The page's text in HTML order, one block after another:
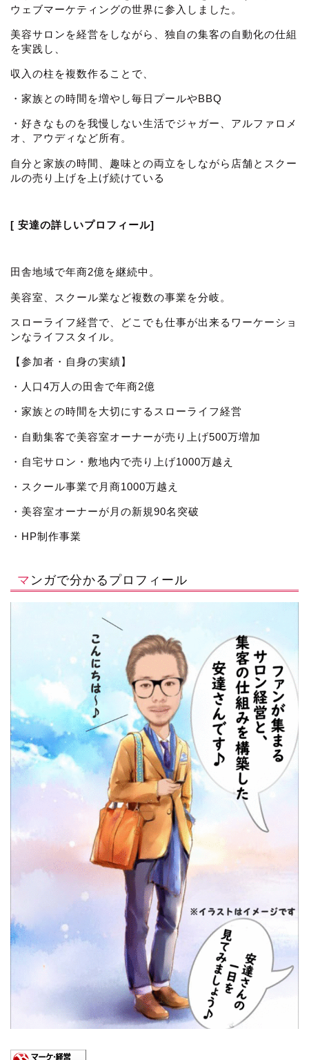
ウェブマーケティングの世界に参入しました。
美容サロンを経営をしながら、独自の集客の自動化の仕組
を実践し、
収入の柱を複数作ることで、
・家族との時間を増やし毎日プールやBBQ
・好きなものを我慢しない生活でジャガー、アルファロメ
オ、アウディなど所有。
自分と家族の時間、趣味との両立をしながら店舗とスクー
ルの売り上げを上げ続けている
[ 安達の詳しいプロフィール]
田舎地域で年商2億を継続中。
美容室、スクール業など複数の事業を分岐。
スローライフ経営で、どこでも仕事が出来るワーケーショ
ンなライフスタイル。
【参加者・自身の実績】
・人口4万人の田舎で年商2億
・家族との時間を大切にするスローライフ経営
・自動集客で美容室オーナーが売り上げ500万増加
・自宅サロン・敷地内で売り上げ1000万越え
・スクール事業で月商1000万越え
・美容室オーナーが月の新規90名突破
・HP制作事業
マンガで分かるプロフィール